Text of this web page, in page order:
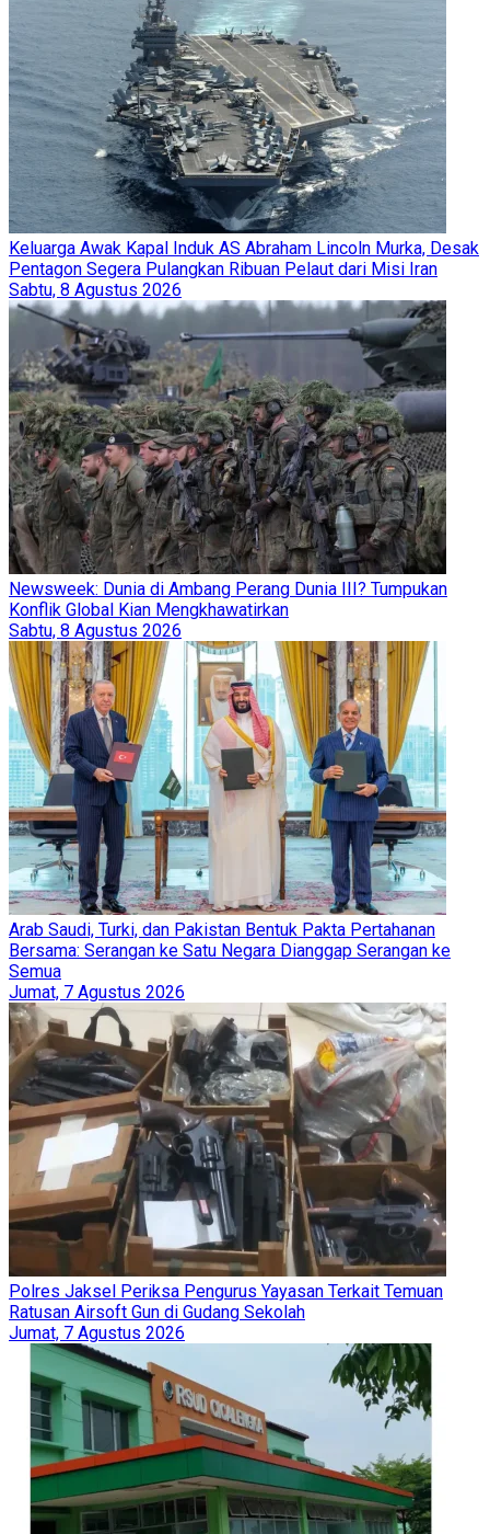
Keluarga Awak Kapal Induk AS Abraham Lincoln Murka, Desak
Pentagon Segera Pulangkan Ribuan Pelaut dari Misi Iran
Sabtu, 8 Agustus 2026
Newsweek: Dunia di Ambang Perang Dunia III? Tumpukan
Konflik Global Kian Mengkhawatirkan
Sabtu, 8 Agustus 2026
Arab Saudi, Turki, dan Pakistan Bentuk Pakta Pertahanan
Bersama: Serangan ke Satu Negara Dianggap Serangan ke
Semua
Jumat, 7 Agustus 2026
Polres Jaksel Periksa Pengurus Yayasan Terkait Temuan
Ratusan Airsoft Gun di Gudang Sekolah
Jumat, 7 Agustus 2026